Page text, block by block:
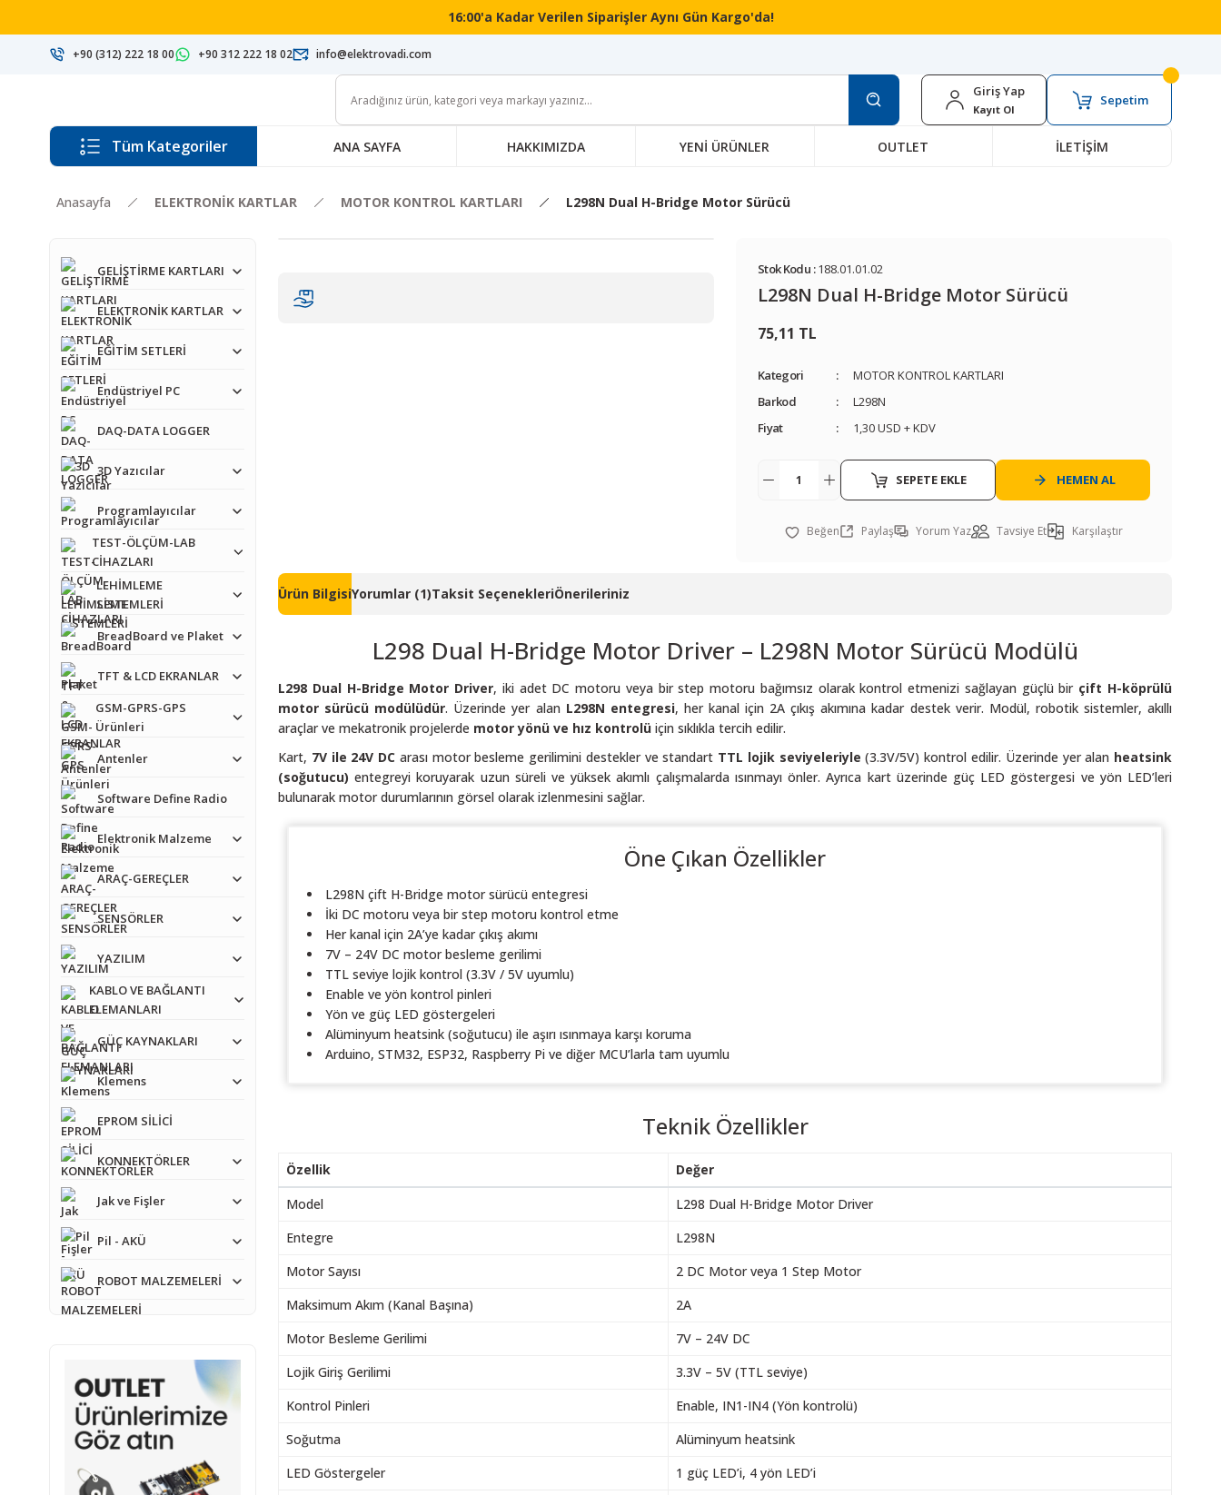
16:00'a Kadar Verilen Siparişler Aynı Gün Kargo'da!
+90 (312) 222 18 00 +90 312 222 18 02 info@elektrovadi.com
Giriş Yap
Kayıt Ol
Sepetim
Tüm Kategoriler ANA SAYFA HAKKIMIZDA YENİ ÜRÜNLER OUTLET İLETİŞİM
Anasayfa ELEKTRONİK KARTLAR MOTOR KONTROL KARTLARI L298N Dual H-Bridge Motor Sürücü
GELİŞTİRME KARTLARI
ELEKTRONİK KARTLAR
EĞİTİM SETLERİ
Endüstriyel PC
DAQ-DATA LOGGER
3D Yazıcılar
Programlayıcılar
TEST-ÖLÇÜM-LAB
CİHAZLARI
LEHİMLEME
SİSTEMLERİ
BreadBoard ve Plaket
TFT & LCD EKRANLAR
GSM-GPRS-GPS
Ürünleri
Antenler
Software Define Radio
Elektronik Malzeme
ARAÇ-GEREÇLER
SENSÖRLER
YAZILIM
KABLO VE BAĞLANTI
ELEMANLARI
GÜÇ KAYNAKLARI
Klemens
EPROM SİLİCİ
KONNEKTÖRLER
Jak ve Fişler
Pil - AKÜ
ROBOT MALZEMELERİ
Stok Kodu :188.01.01.02
L298N Dual H-Bridge Motor Sürücü
75,11 TL
Kategori
MOTOR KONTROL KARTLARI
Barkod
L298N
Fiyat
1,30 USD + KDV
SEPETE EKLE HEMEN AL
Paylaş Yorum Yaz Tavsiye Et Karşılaştır
Ürün BilgisiYorumlar (1)Taksit SeçenekleriÖnerileriniz
L298 Dual H-Bridge Motor Driver – L298N Motor Sürücü Modülü
L298 Dual H-Bridge Motor Driver, iki adet DC motoru veya bir step motoru bağımsız olarak kontrol etmenizi sağlayan güçlü bir çift H-köprülü
motor sürücü modülüdür. Üzerinde yer alan L298N entegresi, her kanal için 2A çıkış akımına kadar destek verir. Modül, robotik sistemler, akıllı
araçlar ve mekatronik projelerde motor yönü ve hız kontrolü için sıklıkla tercih edilir.
Kart, 7V ile 24V DC arası motor besleme gerilimini destekler ve standart TTL lojik seviyeleriyle (3.3V/5V) kontrol edilir. Üzerinde yer alan heatsink
(soğutucu) entegreyi koruyarak uzun süreli ve yüksek akımlı çalışmalarda ısınmayı önler. Ayrıca kart üzerinde güç LED göstergesi ve yön LED’leri
bulunarak motor durumlarının görsel olarak izlenmesini sağlar.
Öne Çıkan Özellikler
L298N çift H-Bridge motor sürücü entegresi
İki DC motoru veya bir step motoru kontrol etme
Her kanal için 2A’ye kadar çıkış akımı
7V – 24V DC motor besleme gerilimi
TTL seviye lojik kontrol (3.3V / 5V uyumlu)
Enable ve yön kontrol pinleri
Yön ve güç LED göstergeleri
Alüminyum heatsink (soğutucu) ile aşırı ısınmaya karşı koruma
Arduino, STM32, ESP32, Raspberry Pi ve diğer MCU’larla tam uyumlu
Teknik Özellikler
Özellik
Değer
Model
L298 Dual H-Bridge Motor Driver
Entegre
L298N
Motor Sayısı
2 DC Motor veya 1 Step Motor
Maksimum Akım (Kanal Başına)
2A
Motor Besleme Gerilimi
7V – 24V DC
Lojik Giriş Gerilimi
3.3V – 5V (TTL seviye)
Kontrol Pinleri
Enable, IN1-IN4 (Yön kontrolü)
Soğutma
Alüminyum heatsink
LED Göstergeler
1 güç LED’i, 4 yön LED’i